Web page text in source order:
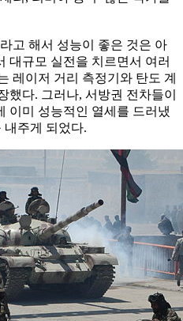
고 해서 성능이 좋은 것은 아
대규모 실전을 치르면서 여러
레이저 거리 측정기와 탄도 계
했다. 그러나, 서방권 전차들이
이미 성능적인 열세를 드러냈
내주게 되었다.